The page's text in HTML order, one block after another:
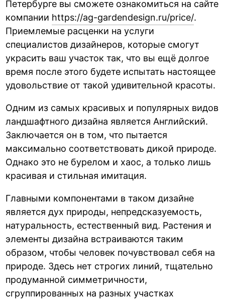
Петербурге вы сможете ознакомиться на сайте
компании https://ag-gardendesign.ru/price/.
Приемлемые расценки на услуги
специалистов дизайнеров, которые смогут
украсить ваш участок так, что вы ещё долгое
время после этого будете испытать настоящее
удовольствие от такой удивительной красоты.
Одним из самых красивых и популярных видов
ландшафтного дизайна является Английский.
Заключается он в том, что пытается
максимально соответствовать дикой природе.
Однако это не бурелом и хаос, а только лишь
красивая и стильная имитация.
Главными компонентами в таком дизайне
является дух природы, непредсказуемость,
натуральность, естественный вид. Растения и
элементы дизайна встраиваются таким
образом, чтобы человек почувствовал себя на
природе. Здесь нет строгих линий, тщательно
продуманной симметричности,
сгруппированных на разных участках